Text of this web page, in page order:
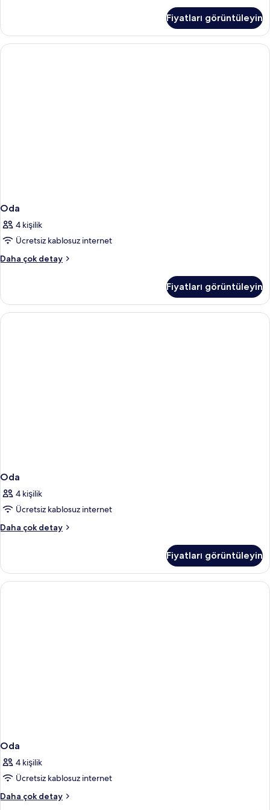
Oda
hakkında
daha
Fiyatları görüntüleyin
Oda
4 kişilik
Ücretsiz kablosuz internet
Daha çok detay
Oda
detay
Fiyatları görüntüleyin
Oda
4 kişilik
Ücretsiz kablosuz internet
Daha çok detay
Oda
detay
Fiyatları görüntüleyin
Oda
4 kişilik
Ücretsiz kablosuz internet
Daha çok detay
Oda